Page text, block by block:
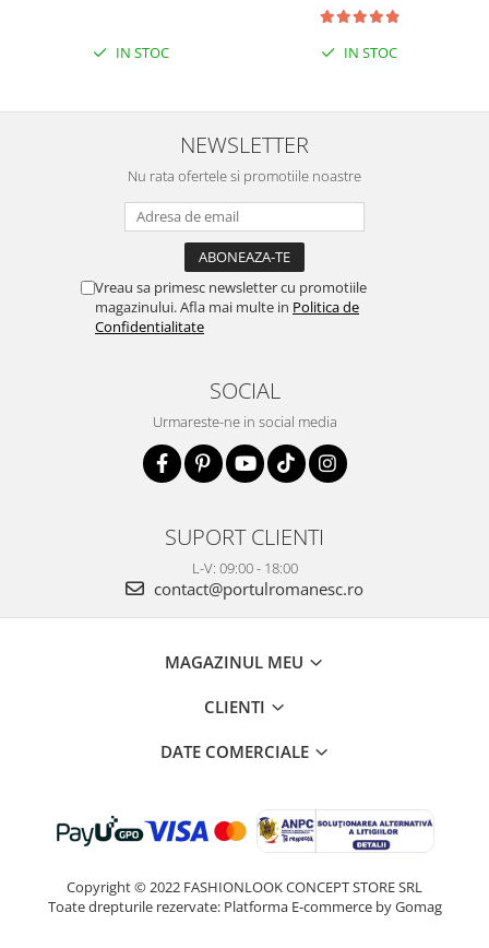
IN STOC IN STOC
NEWSLETTER
Nu rata ofertele si promotiile noastre
Vreau sa primesc newsletter cu promotiile
magazinului. Afla mai multe in Politica de
Confidentialitate
SOCIAL
Urmareste-ne in social media
SUPORT CLIENTI
L-V: 09:00 - 18:00
contact@portulromanesc.ro
MAGAZINUL MEU
CLIENTI
DATE COMERCIALE
Copyright © 2022 FASHIONLOOK CONCEPT STORE SRL
Toate drepturile rezervate: Platforma E-commerce by Gomag